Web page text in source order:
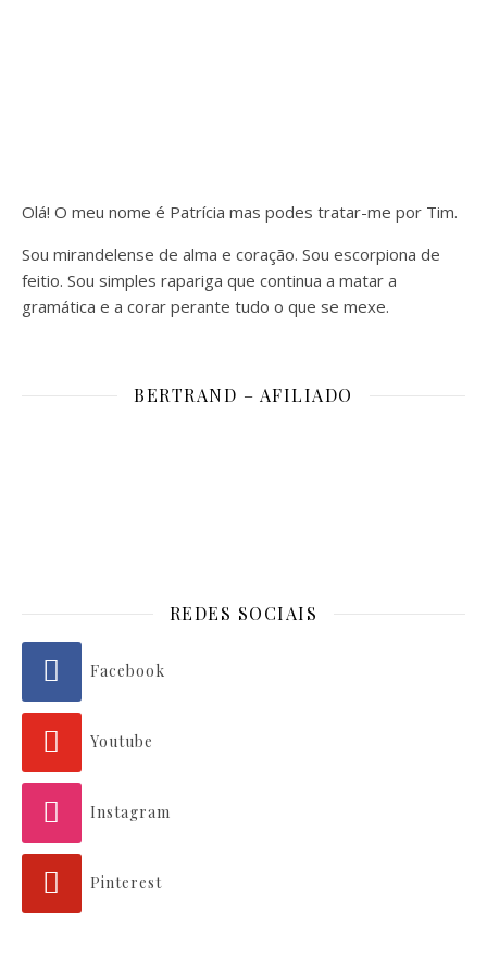
Olá! O meu nome é Patrícia mas podes tratar-me por Tim.
Sou mirandelense de alma e coração. Sou escorpiona de
feitio. Sou simples rapariga que continua a matar a
gramática e a corar perante tudo o que se mexe.
BERTRAND – AFILIADO
REDES SOCIAIS
Facebook
Youtube
Instagram
Pinterest